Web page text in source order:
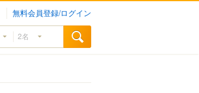
無料会員登録/ログイン